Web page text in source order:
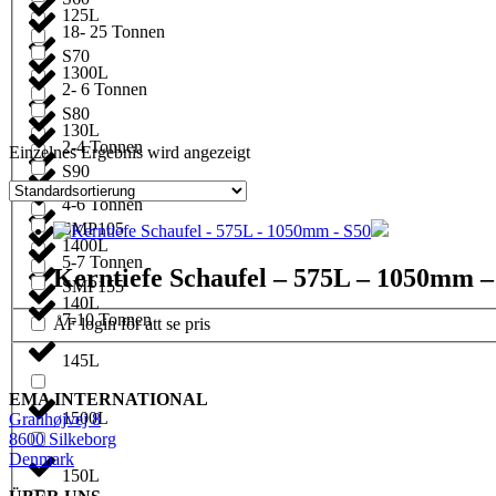
S70
S80
S90
SMP105
SMP155
125L
1300L
130L
1350L
1400L
140L
145L
1500L
150L
18- 25 Tonnen
2- 6 Tonnen
2-4 Tonnen
4-6 Tonnen
5-7 Tonnen
7-10 Tonnen
Einzelnes Ergebnis wird angezeigt
Kerntiefe Schaufel – 575L – 1050mm –
ÅF login för att se pris
EMA INTERNATIONAL
Granhøjvej 8
8600 Silkeborg
Denmark